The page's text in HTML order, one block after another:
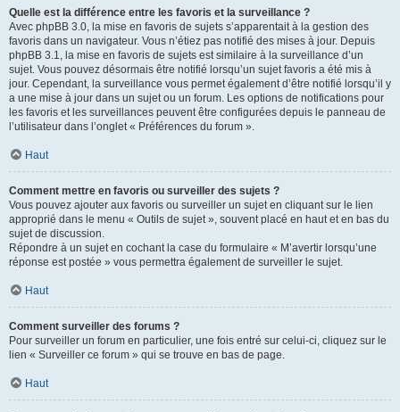
Quelle est la différence entre les favoris et la surveillance ?
Avec phpBB 3.0, la mise en favoris de sujets s’apparentait à la gestion des
favoris dans un navigateur. Vous n’étiez pas notifié des mises à jour. Depuis
phpBB 3.1, la mise en favoris de sujets est similaire à la surveillance d’un
sujet. Vous pouvez désormais être notifié lorsqu’un sujet favoris a été mis à
jour. Cependant, la surveillance vous permet également d’être notifié lorsqu’il y
a une mise à jour dans un sujet ou un forum. Les options de notifications pour
les favoris et les surveillances peuvent être configurées depuis le panneau de
l’utilisateur dans l’onglet « Préférences du forum ».
Haut
Comment mettre en favoris ou surveiller des sujets ?
Vous pouvez ajouter aux favoris ou surveiller un sujet en cliquant sur le lien
approprié dans le menu « Outils de sujet », souvent placé en haut et en bas du
sujet de discussion.
Répondre à un sujet en cochant la case du formulaire « M’avertir lorsqu’une
réponse est postée » vous permettra également de surveiller le sujet.
Haut
Comment surveiller des forums ?
Pour surveiller un forum en particulier, une fois entré sur celui-ci, cliquez sur le
lien « Surveiller ce forum » qui se trouve en bas de page.
Haut